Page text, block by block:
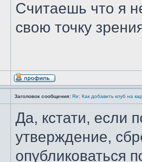
Считаешь что я
свою точку
Заголовок сообщения: Re: Как добавить клуб на
Да, кстати, если
утверждение,
опубликоваться